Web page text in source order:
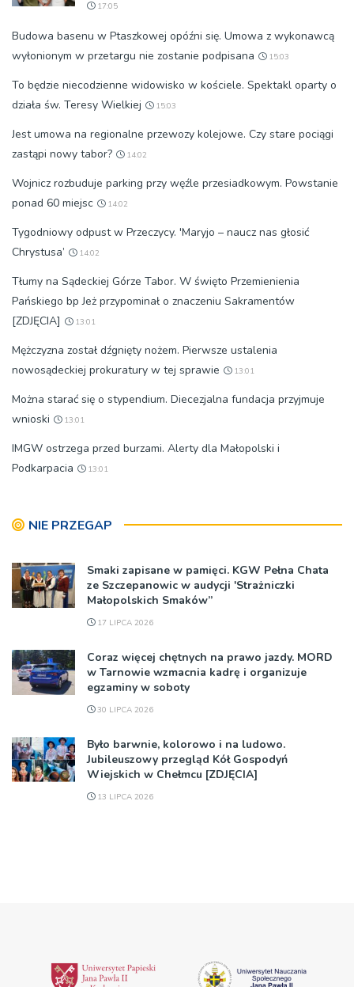
17:05
Budowa basenu w Ptaszkowej opóźni się. Umowa z wykonawcą
wyłonionym w przetargu nie zostanie podpisana
15:03
To będzie niecodzienne widowisko w kościele. Spektakl oparty o
działa św. Teresy Wielkiej
15:03
Jest umowa na regionalne przewozy kolejowe. Czy stare pociągi
zastąpi nowy tabor?
14:02
Wojnicz rozbuduje parking przy węźle przesiadkowym. Powstanie
ponad 60 miejsc
14:02
Tygodniowy odpust w Przeczycy. 'Maryjo – naucz nas głosić
Chrystusa’
14:02
Tłumy na Sądeckiej Górze Tabor. W święto Przemienienia
Pańskiego bp Jeż przypominał o znaczeniu Sakramentów
[ZDJĘCIA]
13:01
Mężczyzna został dźgnięty nożem. Pierwsze ustalenia
nowosądeckiej prokuratury w tej sprawie
13:01
Można starać się o stypendium. Diecezjalna fundacja przyjmuje
wnioski
13:01
IMGW ostrzega przed burzami. Alerty dla Małopolski i
Podkarpacia
13:01
NIE PRZEGAP
Smaki zapisane w pamięci. KGW Pełna Chata
ze Szczepanowic w audycji 'Strażniczki
Małopolskich Smaków”
17 LIPCA 2026
Coraz więcej chętnych na prawo jazdy. MORD
w Tarnowie wzmacnia kadrę i organizuje
egzaminy w soboty
30 LIPCA 2026
Było barwnie, kolorowo i na ludowo.
Jubileuszowy przegląd Kół Gospodyń
Wiejskich w Chełmcu [ZDJĘCIA]
13 LIPCA 2026